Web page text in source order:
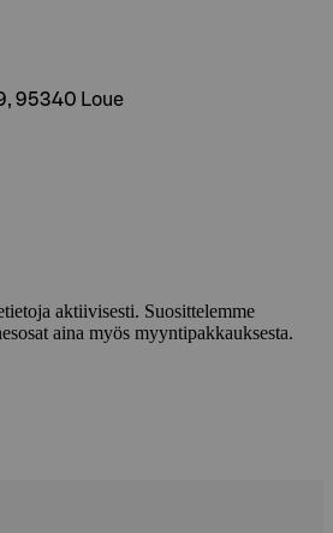
95340 Loue
aktiivisesti. Suosittelemme
aina myös myyntipakkauksesta.